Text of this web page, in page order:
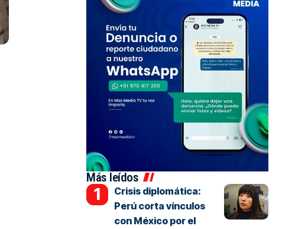
Más leídos
Crisis diplomática:
Perú corta vínculos
con México por el